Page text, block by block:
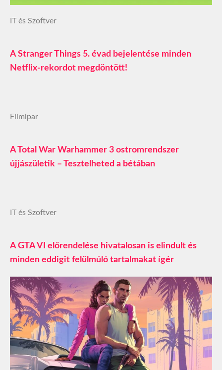
IT és Szoftver
A Stranger Things 5. évad bejelentése minden
Netflix-rekordot megdöntött!
Filmipar
A Total War Warhammer 3 ostromrendszer
újjászületik – Tesztelheted a bétában
IT és Szoftver
A GTA VI előrendelése hivatalosan is elindult és
minden eddigit felülmúló tartalmakat ígér